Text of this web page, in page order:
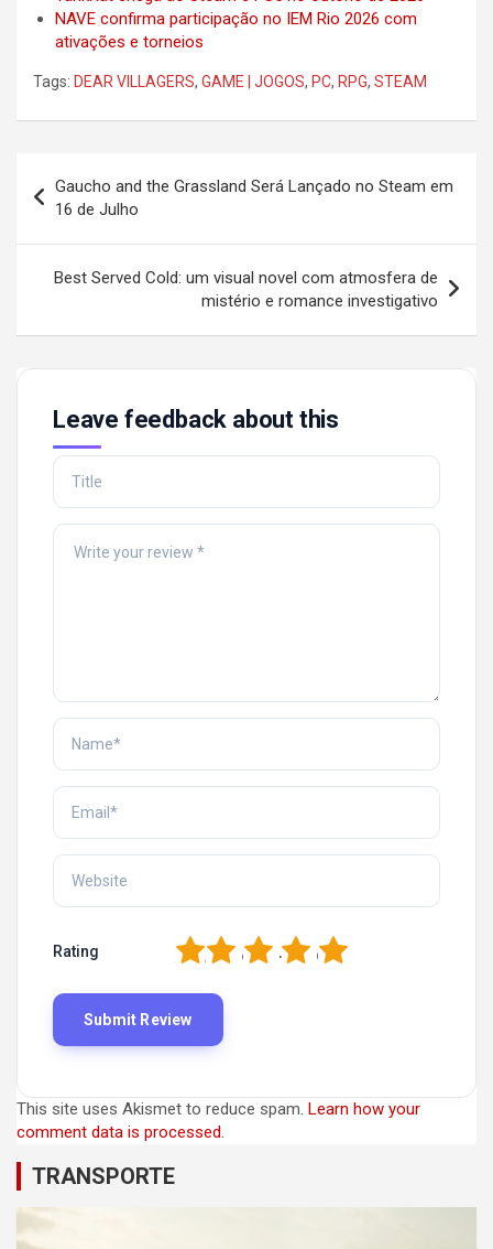
NAVE confirma participação no IEM Rio 2026 com
ativações e torneios
Tags: DEAR VILLAGERS, GAME | JOGOS, PC, RPG, STEAM
navigation
Gaucho and the Grassland Será Lançado no Steam em
16 de Julho
Best Served Cold: um visual novel com atmosfera de
mistério e romance investigativo
Leave feedback about this
Rating 5
4
3
2
This site uses Akismet to reduce spam. Learn how your
comment data is processed.
TRANSPORTE